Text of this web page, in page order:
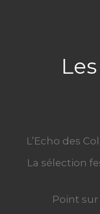
L’Echo des
La sélection
Point